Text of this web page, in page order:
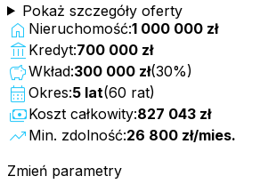
Pokaż szczegóły oferty
home Nieruchomość:1 000 000 zł
account_balance Kredyt:700 000 zł
savingsWkład:300 000 zł(30%)
calendar_month Okres:5 lat(60 rat)
paymentsKoszt całkowity:827 043 zł
trending_up Min. zdolność:26 800 zł/mies.
Zmień parametry